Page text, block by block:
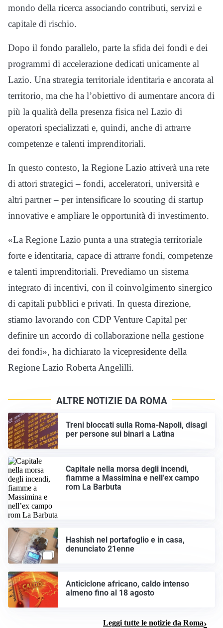
mondo della ricerca associando contributi, servizi e
capitale di rischio.
Dopo il fondo parallelo, parte la sfida dei fondi e dei
programmi di accelerazione dedicati unicamente al
Lazio. Una strategia territoriale identitaria e ancorata al
territorio, ma che ha l’obiettivo di aumentare ancora di
più la qualità della presenza fisica nel Lazio di
operatori specializzati e, quindi, anche di attrarre
competenze e talenti imprenditoriali.
In questo contesto, la Regione Lazio attiverà una rete
di attori strategici – fondi, acceleratori, università e
altri partner – per intensificare lo scouting di startup
innovative e ampliare le opportunità di investimento.
«La Regione Lazio punta a una strategia territoriale
forte e identitaria, capace di attrarre fondi, competenze
e talenti imprenditoriali. Prevediamo un sistema
integrato di incentivi, con il coinvolgimento sinergico
di capitali pubblici e privati. In questa direzione,
stiamo lavorando con CDP Venture Capital per
definire un accordo di collaborazione nella gestione
dei fondi», ha dichiarato la vicepresidente della
Regione Lazio Roberta Angelilli.
ALTRE NOTIZIE DA ROMA
Treni bloccati sulla Roma-Napoli, disagi
per persone sui binari a Latina
Capitale nella morsa degli incendi,
fiamme a Massimina e nell’ex campo
rom La Barbuta
Hashish nel portafoglio e in casa,
denunciato 21enne
Anticiclone africano, caldo intenso
almeno fino al 18 agosto
Leggi tutte le notizie da Roma